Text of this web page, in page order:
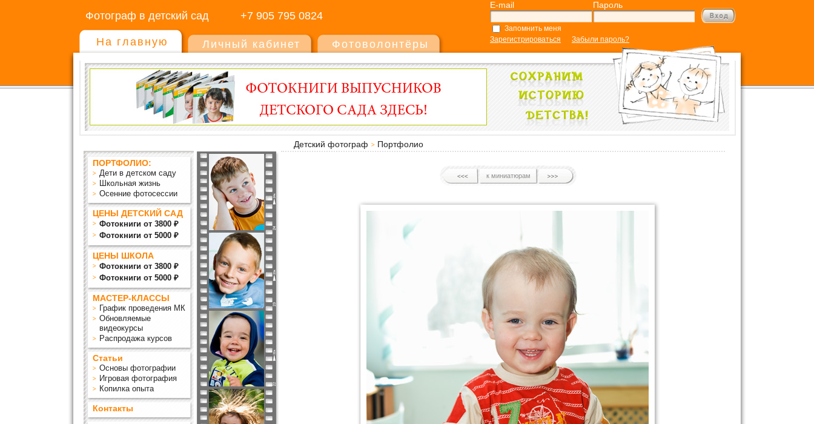
Фотограф в детский сад +7 905 795 0824
E-mail Пароль
Запомнить меня
Зарегистрироваться
Забыли пароль?
На главную Личный кабинет Фотоволонтёры
Детский фотограф
Портфолио
ПОРТФОЛИО:
Дети в детском саду
Школьная жизнь
Осенние фотосессии
ЦЕНЫ ДЕТСКИЙ САД
Фотокниги от 3800 ₽
Фотокниги от 5000 ₽
ЦЕНЫ ШКОЛА
Фотокниги от 3800 ₽
Фотокниги от 5000 ₽
МАСТЕР-КЛАССЫ
График проведения МК
Обновляемые
видеокурсы
Распродажа курсов
Статьи
Основы фотографии
Игровая фотография
Копилка опыта
Контакты
к миниатюрам